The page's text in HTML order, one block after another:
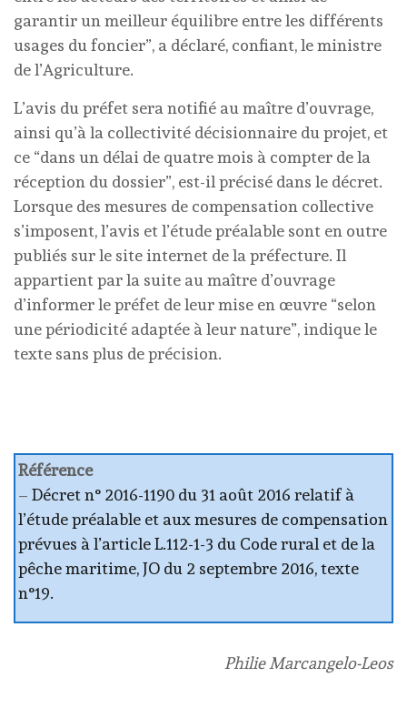
garantir un meilleur équilibre entre les différents
usages du foncier”, a déclaré, confiant, le ministre
de l’Agriculture.
L’avis du préfet sera notifié au maître d’ouvrage,
ainsi qu’à la collectivité décisionnaire du projet, et
ce “dans un délai de quatre mois à compter de la
réception du dossier”, est-il précisé dans le décret.
Lorsque des mesures de compensation collective
s’imposent, l’avis et l’étude préalable sont en outre
publiés sur le site internet de la préfecture. Il
appartient par la suite au maître d’ouvrage
d’informer le préfet de leur mise en œuvre “selon
une périodicité adaptée à leur nature”, indique le
texte sans plus de précision.
Référence
– Décret n° 2016-1190 du 31 août 2016 relatif à
l’étude préalable et aux mesures de compensation
prévues à l’article L.112-1-3 du Code rural et de la
pêche maritime, JO du 2 septembre 2016, texte
n°19.
Philie Marcangelo-Leos